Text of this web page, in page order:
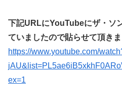
下記URLにYouTubeにザ・ソ
ていましたので貼らせて頂きま
https://www.youtube.com/
ex=1